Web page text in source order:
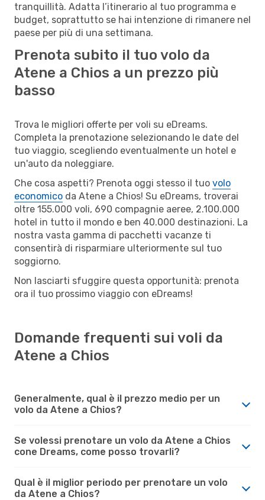
tranquillità. Adatta l’itinerario al tuo programma e
budget, soprattutto se hai intenzione di rimanere nel
paese per più di una settimana.
Prenota subito il tuo volo da
Atene a Chios a un prezzo più
basso
Trova le migliori offerte per voli su eDreams.
Completa la prenotazione selezionando le date del
tuo viaggio, scegliendo eventualmente un hotel e
un'auto da noleggiare.
Che cosa aspetti? Prenota oggi stesso il tuo volo
economico da Atene a Chios! Su eDreams, troverai
oltre 155.000 voli, 690 compagnie aeree, 2.100.000
hotel in tutto il mondo e ben 40.000 destinazioni. La
nostra vasta gamma di pacchetti vacanze ti
consentirà di risparmiare ulteriormente sul tuo
soggiorno.
Non lasciarti sfuggire questa opportunità: prenota
ora il tuo prossimo viaggio con eDreams!
Domande frequenti sui voli da
Atene a Chios
Generalmente, qual è il prezzo medio per un
volo da Atene a Chios?
Se volessi prenotare un volo da Atene a Chios
cone Dreams, come posso trovarli?
Qual è il miglior periodo per prenotare un volo
da Atene a Chios?